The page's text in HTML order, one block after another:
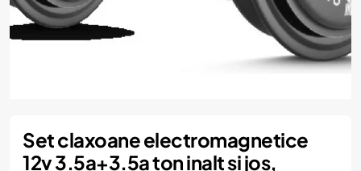
Set claxoane electromagnetice
12v 3.5a+3.5a ton inalt si jos,